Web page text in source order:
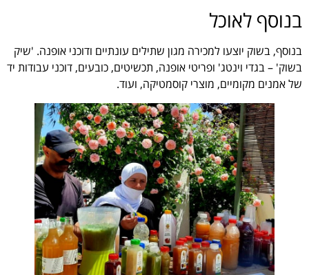
בנוסף לאוכל
בנוסף, בשוק יוצעו למכירה מגון שתילים עונתיים ודוכני אופנה. 'שיק
בשוק' – בגדי וינטג' ופריטי אופנה, תכשיטים, כובעים, דוכני עבודות יד
של אמנים מקומיים, מוצרי קוסמטיקה, ועוד.